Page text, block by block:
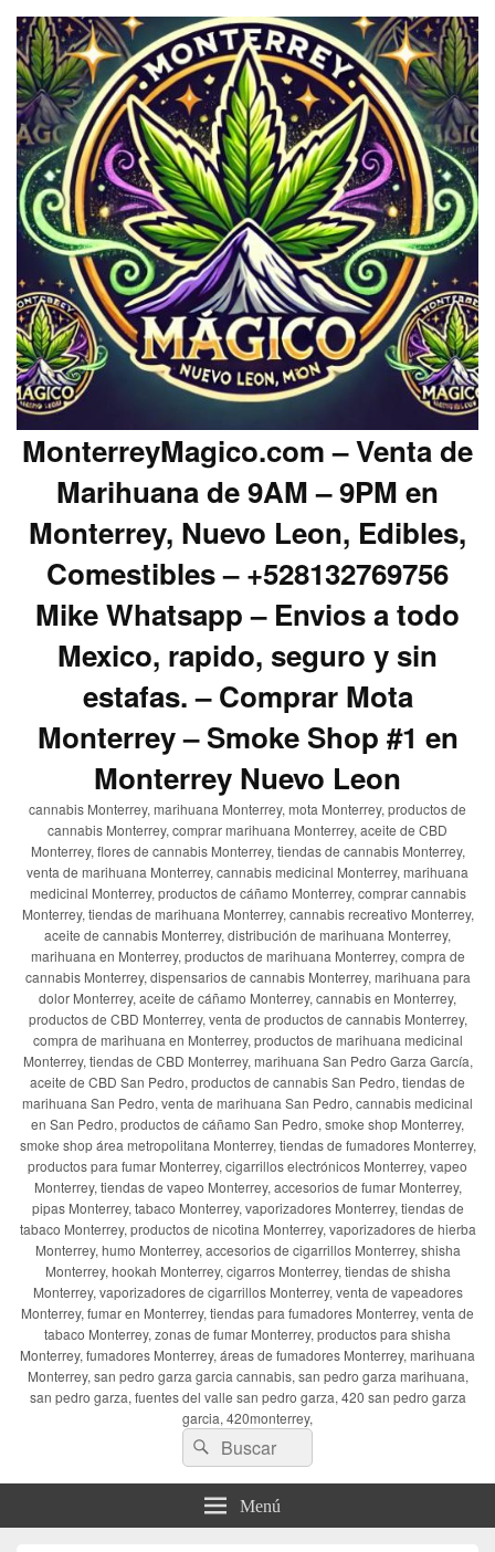
MonterreyMagico.com – Venta de
Marihuana de 9AM – 9PM en
Monterrey, Nuevo Leon, Edibles,
Comestibles – +528132769756
Mike Whatsapp – Envios a todo
Mexico, rapido, seguro y sin
estafas. – Comprar Mota
Monterrey – Smoke Shop #1 en
Monterrey Nuevo Leon
cannabis Monterrey, marihuana Monterrey, mota Monterrey, productos de
cannabis Monterrey, comprar marihuana Monterrey, aceite de CBD
Monterrey, flores de cannabis Monterrey, tiendas de cannabis Monterrey,
venta de marihuana Monterrey, cannabis medicinal Monterrey, marihuana
medicinal Monterrey, productos de cáñamo Monterrey, comprar cannabis
Monterrey, tiendas de marihuana Monterrey, cannabis recreativo Monterrey,
aceite de cannabis Monterrey, distribución de marihuana Monterrey,
marihuana en Monterrey, productos de marihuana Monterrey, compra de
cannabis Monterrey, dispensarios de cannabis Monterrey, marihuana para
dolor Monterrey, aceite de cáñamo Monterrey, cannabis en Monterrey,
productos de CBD Monterrey, venta de productos de cannabis Monterrey,
compra de marihuana en Monterrey, productos de marihuana medicinal
Monterrey, tiendas de CBD Monterrey, marihuana San Pedro Garza García,
aceite de CBD San Pedro, productos de cannabis San Pedro, tiendas de
marihuana San Pedro, venta de marihuana San Pedro, cannabis medicinal
en San Pedro, productos de cáñamo San Pedro, smoke shop Monterrey,
smoke shop área metropolitana Monterrey, tiendas de fumadores Monterrey,
productos para fumar Monterrey, cigarrillos electrónicos Monterrey, vapeo
Monterrey, tiendas de vapeo Monterrey, accesorios de fumar Monterrey,
pipas Monterrey, tabaco Monterrey, vaporizadores Monterrey, tiendas de
tabaco Monterrey, productos de nicotina Monterrey, vaporizadores de hierba
Monterrey, humo Monterrey, accesorios de cigarrillos Monterrey, shisha
Monterrey, hookah Monterrey, cigarros Monterrey, tiendas de shisha
Monterrey, vaporizadores de cigarrillos Monterrey, venta de vapeadores
Monterrey, fumar en Monterrey, tiendas para fumadores Monterrey, venta de
tabaco Monterrey, zonas de fumar Monterrey, productos para shisha
Monterrey, fumadores Monterrey, áreas de fumadores Monterrey, marihuana
Monterrey, san pedro garza garcia cannabis, san pedro garza marihuana,
san pedro garza, fuentes del valle san pedro garza, 420 san pedro garza
garcia, 420monterrey,
Buscar
por:
Buscar
Menú